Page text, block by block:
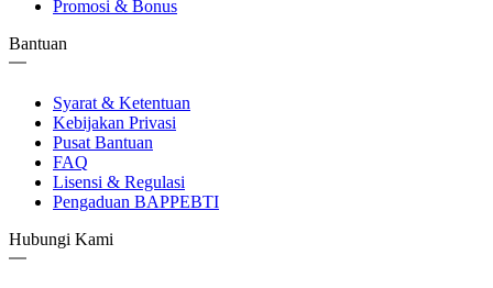
Promosi & Bonus
Bantuan
Syarat & Ketentuan
Kebijakan Privasi
Pusat Bantuan
FAQ
Lisensi & Regulasi
Pengaduan BAPPEBTI
Hubungi Kami